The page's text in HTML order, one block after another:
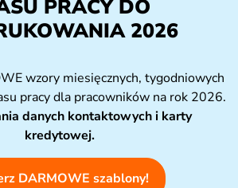
PRACY DO
2026
wzory miesięcznych, tygodniowych
pracy dla pracowników na rok 2026.
danych kontaktowych i karty
kredytowej.
DARMOWE szablony!